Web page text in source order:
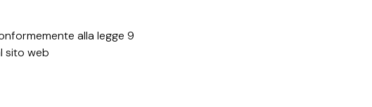
alla legge 9
sito web